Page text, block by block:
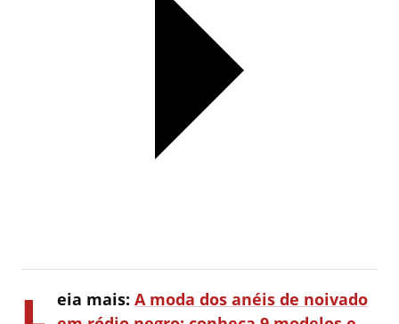
eia mais: A moda dos anéis de noivado